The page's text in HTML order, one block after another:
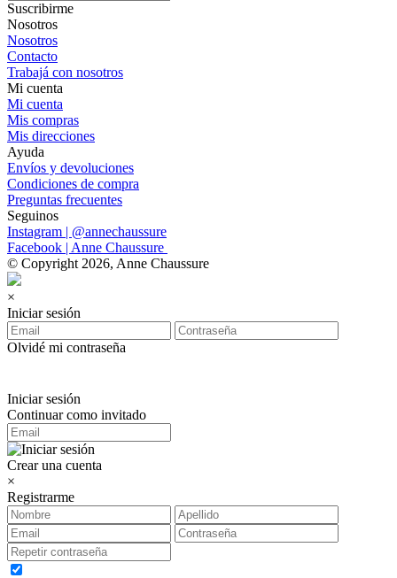
Suscribirme
Nosotros
Nosotros
Contacto
Trabajá con nosotros
Mi cuenta
Mi cuenta
Mis compras
Mis direcciones
Ayuda
Envíos y devoluciones
Condiciones de compra
Preguntas frecuentes
Seguinos
Instagram | @annechaussure
Facebook | Anne Chaussure
© Copyright 2026, Anne Chaussure
×
Iniciar sesión
Olvidé mi contraseña
Iniciar sesión
Continuar como invitado
Crear una cuenta
×
Registrarme